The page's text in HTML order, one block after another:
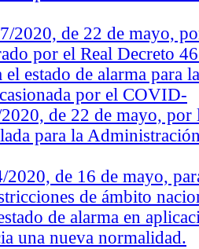
2020, de 22 de mayo,
por el Real Decreto
el estado de alarma para
por el COVID-
de 22 de mayo, por
para la
2020, de 16 de mayo,
de ámbito
de alarma en
una nueva normalidad.